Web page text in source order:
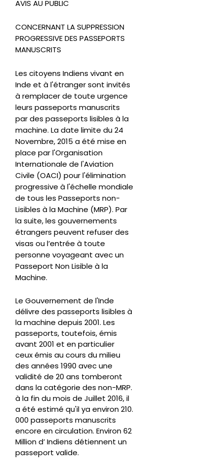
AVIS AU PUBLIC
CONCERNANT LA SUPPRESSION
PROGRESSIVE DES PASSEPORTS
MANUSCRITS
Les citoyens Indiens vivant en
Inde et à l'étranger sont invités
à remplacer de toute urgence
leurs passeports manuscrits
par des passeports lisibles à la
machine. La date limite du 24
Novembre, 2015 a été mise en
place par l'Organisation
Internationale de l'Aviation
Civile (OACI) pour l'élimination
progressive à l'échelle mondiale
de tous les Passeports non-
Lisibles à la Machine (MRP). Par
la suite, les gouvernements
étrangers peuvent refuser des
visas ou l’entrée à toute
personne voyageant avec un
Passeport Non Lisible à la
Machine.
Le Gouvernement de l'Inde
délivre des passeports lisibles à
la machine depuis 2001. Les
passeports, toutefois, émis
avant 2001 et en particulier
ceux émis au cours du milieu
des années 1990 avec une
validité de 20 ans tomberont
dans la catégorie des non-MRP.
à la fin du mois de Juillet 2016, il
a été estimé qu'il ya environ 210.
000 passeports manuscrits
encore en circulation. Environ 62
Million d’ Indiens détiennent un
passeport valide.